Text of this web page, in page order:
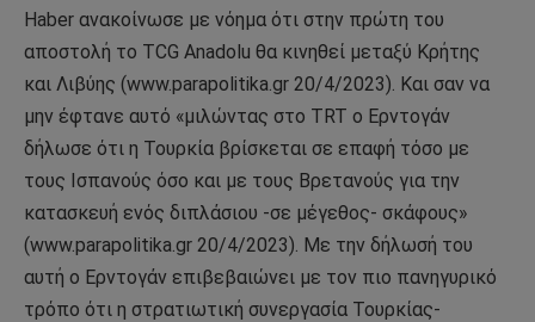
Haber ανακοίνωσε με νόημα ότι στην πρώτη του
αποστολή το TCG Anadolu θα κινηθεί μεταξύ Κρήτης
και Λιβύης (www.parapolitika.gr 20/4/2023). Και σαν να
μην έφτανε αυτό «μιλώντας στο TRT ο Ερντογάν
δήλωσε ότι η Τουρκία βρίσκεται σε επαφή τόσο με
τους Ισπανούς όσο και με τους Βρετανούς για την
κατασκευή ενός διπλάσιου -σε μέγεθος- σκάφους»
(www.parapolitika.gr 20/4/2023). Με την δήλωσή του
αυτή ο Ερντογάν επιβεβαιώνει με τον πιο πανηγυρικό
τρόπο ότι η στρατιωτική συνεργασία Τουρκίας-